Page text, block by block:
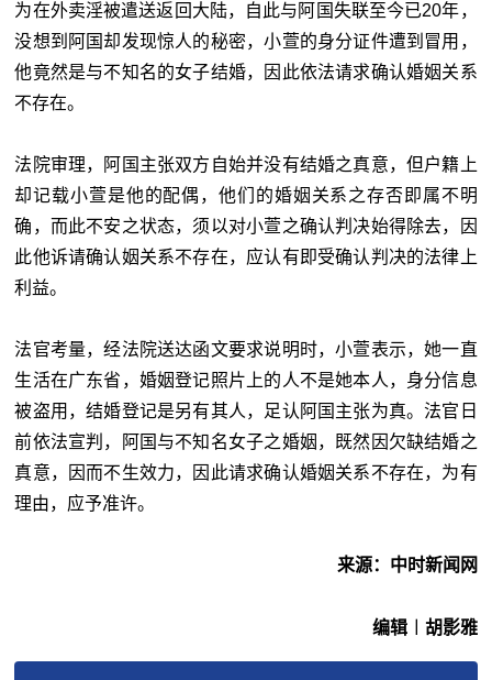
为在外卖淫被遣送返回大陆，自此与阿国失联至今已20年，
没想到阿国却发现惊人的秘密，小萱的身分证件遭到冒用，
他竟然是与不知名的女子结婚，因此依法请求确认婚姻关系
不存在。
法院审理，阿国主张双方自始并没有结婚之真意，但户籍上
却记载小萱是他的配偶，他们的婚姻关系之存否即属不明
确，而此不安之状态，须以对小萱之确认判决始得除去，因
此他诉请确认姻关系不存在，应认有即受确认判决的法律上
利益。
法官考量，经法院送达函文要求说明时，小萱表示，她一直
生活在广东省，婚姻登记照片上的人不是她本人，身分信息
被盗用，结婚登记是另有其人，足认阿国主张为真。法官日
前依法宣判，阿国与不知名女子之婚姻，既然因欠缺结婚之
真意，因而不生效力，因此请求确认婚姻关系不存在，为有
理由，应予准许。
来源：中时新闻网
编辑︱胡影雅